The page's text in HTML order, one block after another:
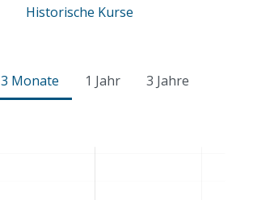
Historische Kurse
3 Monate 1 Jahr
3 Jahre